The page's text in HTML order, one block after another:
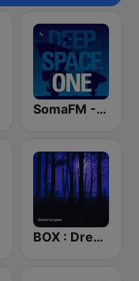
SomaFM - Deep Space One
BOX : Dreamscapes - Ambient Chill